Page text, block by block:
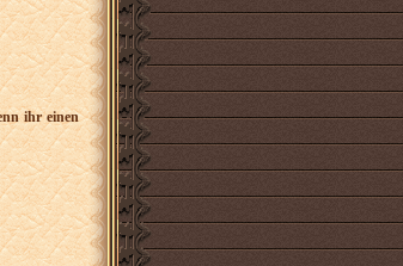
ihr einen